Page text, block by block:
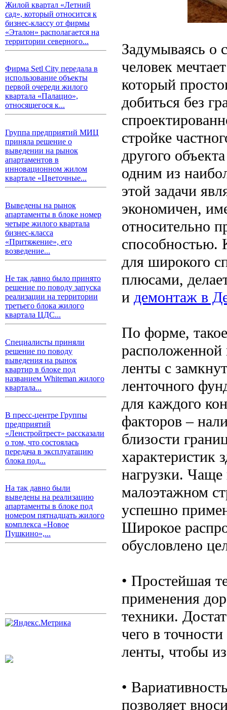
Жилой квартал «Летний
сад», который относится к
бизнес-классу от фирмы
«Эталон» располагается на
территории северного...
Фирма Setl City передала в
использование объекты
первой очереди жилого
квартала «Палацио»,
относящегося к...
Группа предприятий МИЦ
приняла решение о
выведении на рынок
апартаментов в
инновационном жилом
квартале «Цветочные...
Выведены на рынок
апартаменты в блоке номер
четыре жилого квартала
бизнес-класса
«Притяжение», его
возведение...
Не так давно было принято
решение по поводу запуска
реализации на территории
третьего блока жилого
квартала ЦДС...
Специалисты приняли
решение по поводу
выведения на рынок
квартир в блоке под
названием Whiteman жилого
квартала...
В пресс-центре Группы
предприятий
«Ленстройтрест» рассказали
о том, что состоялась
передача в эксплуатацию
блока под...
На так давно были
выведены на реализацию
апартаменты в блоке под
номером пятнадцать жилого
комплекса «Новое
Пушкино»,...
Задумываясь о
человек
который
добиться без
стройке
другого
одним из
этой задачи
экономичен,
относительно
способностью.
для широкого
плюсами,
и демонтаж в
По форме,
ленты с
ленточного
для каждого
факторов –
близости
характеристик
нагрузки. Чаще
малоэтажном
успешно
Широкое
обусловлено
• Простейшая
применения
техники.
чего в
ленты, чтобы
•
позволяет